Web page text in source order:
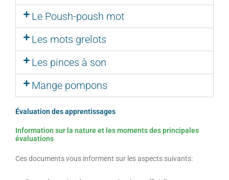
Le Poush-poush mot
Les mots grelots
Les pinces à son
Mange pompons
Évaluation des apprentissages
Information sur la nature et les moments des principales
évaluations
Ces documents vous informent sur les aspects suivants: